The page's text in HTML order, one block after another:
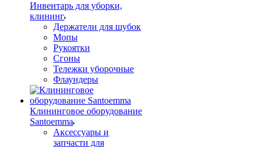
Инвентарь для уборки,
клининг
Держатели для шубок
Мопы
Рукоятки
Сгоны
Тележки уборочные
Флаундеры
Клининговое оборудование
Santoemma
Аксессуары и
запчасти для